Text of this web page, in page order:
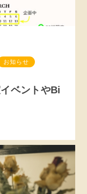
お知らせ
ベントやBi